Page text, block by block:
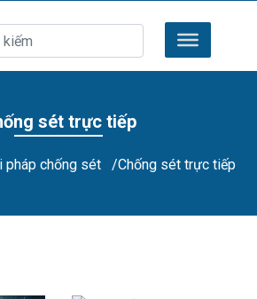
sét trực tiếp
pháp chống sét /Chống sét trực tiếp